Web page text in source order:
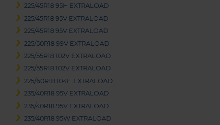
225/45R18 95H EXTRALOAD
225/45R18 95V EXTRALOAD
225/45R18 95V EXTRALOAD
225/50R18 99V EXTRALOAD
225/55R18 102V EXTRALOAD
225/55R18 102V EXTRALOAD
225/60R18 104H EXTRALOAD
235/40R18 95V EXTRALOAD
235/40R18 95V EXTRALOAD
235/40R18 95W EXTRALOAD